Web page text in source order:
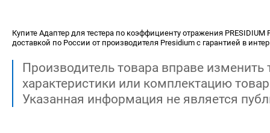
Купите Адаптер для тестера по коэффициенту отражения PRESIDIUM
доставкой по России от производителя Presidium с гарантией в
Производитель товара вправе изменить
характеристики или комплектацию
Указанная информация не является